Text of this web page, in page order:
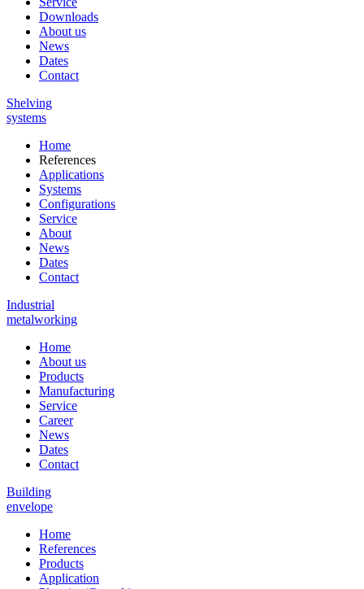
Downloads
About us
News
Dates
Contact
Shelving
systems
Home
References
Applications
Systems
Configurations
Service
About
News
Dates
Contact
Industrial
metalworking
Home
About us
Products
Manufacturing
Service
Career
News
Dates
Contact
Building
envelope
Home
References
Products
Application